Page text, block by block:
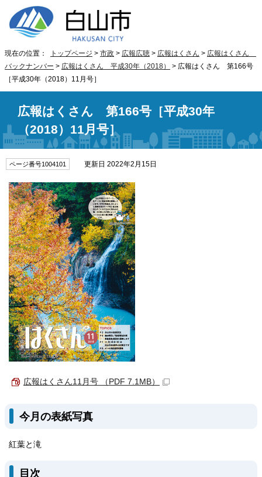
現在の位置： トップページ > 市政 > 広報広聴 > 広報はくさん > 広報はくさん
バックナンバー > 広報はくさん 平成30年（2018）
> 広報はくさん 第166号
［平成30年（2018）11月号］
広報はくさん 第166号［平成30年
（2018）11月号］
ページ番号1004101 更新日 2022年2月15日
広報はくさん11月号 （PDF 7.1MB）
今月の表紙写真
紅葉と滝
目次